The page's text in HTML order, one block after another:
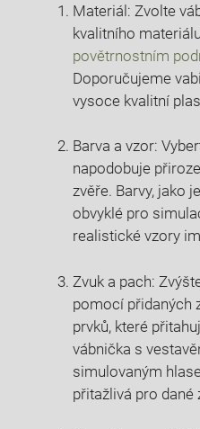
Materiál: Zvolte
kvalitního
povětrnostním
Doporučujeme
vysoce kvalitní
Barva a vzor:
napodobuje
zvěře. Barvy, jako
obvyklé pro
realistické vzory
Zvuk a pach:
pomocí přidaných
prvků, které
vábnička s
simulovaným
přitažlivá pro dané